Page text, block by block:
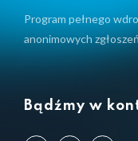
Program pełnego
anonimowych
Bądźmy w